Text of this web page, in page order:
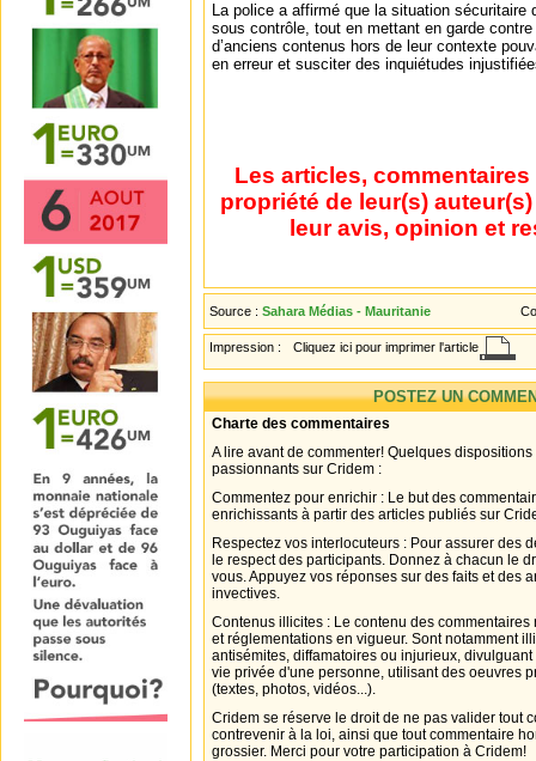
La police a affirmé que la situation
sous contrôle, tout en mettant en garde
d’anciens contenus hors de leur contexte
en erreur et susciter des inquiétudes
Les articles,
propriété de leur(s)
leur avis, opinion et
Source : Sahara Médias - Mauritanie
Impression : Cliquez ici pour imprimer l'article
POSTEZ UN
Charte des commentaires
A lire avant de commenter! Quelques
passionnants sur Cridem :
Commentez pour enrichir : Le but des
enrichissants à partir des articles publiés sur
Respectez vos interlocuteurs : Pour assurer des
le respect des participants. Donnez à chacun le
vous. Appuyez vos réponses sur des faits et des
invectives.
Contenus illicites : Le contenu des
et réglementations en vigueur. Sont notamment
antisémites, diffamatoires ou injurieux,
vie privée d'une personne, utilisant des oeuvres
(textes, photos, vidéos...).
Cridem se réserve le droit de ne pas valider tout
contrevenir à la loi, ainsi que tout commentaire
grossier. Merci pour votre participation à Cridem!